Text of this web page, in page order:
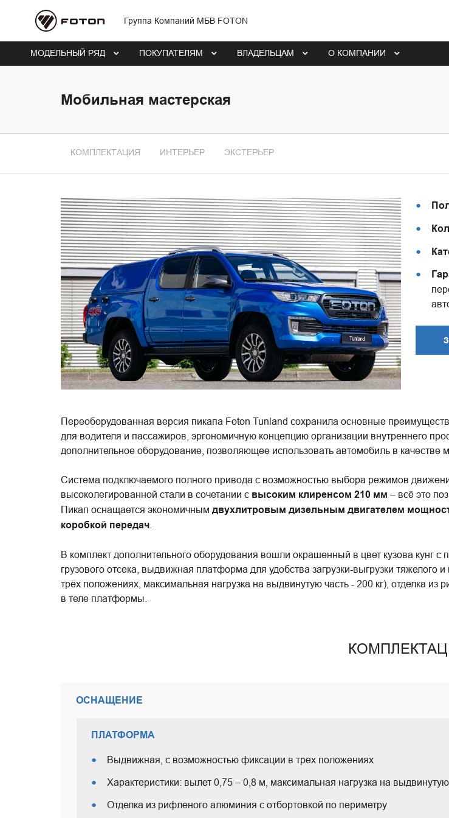
Группа Компаний МБВ FOTON
МОДЕЛЬНЫЙ РЯД ПОКУПАТЕЛЯМ ВЛАДЕЛЬЦАМ О КОМПАНИИ
Мобильная мастерская
КОМПЛЕКТАЦИЯ ИНТЕРЬЕР ЭКСТЕРЬЕР
Переоборудованная версия пикапа Foton Tunland сохранила основные
для водителя и пассажиров, эргономичную концепцию организации внутреннего
дополнительное оборудование, позволяющее использовать автомобиль в качестве
Система подключаемого полного привода с возможностью выбора режимов
высоколегированной стали в сочетании с высоким клиренсом 210 мм – всё это
Пикап оснащается экономичным двухлитровым дизельным двигателем
коробкой передач
В комплект дополнительного оборудования вошли окрашенный в цвет кузова кунг
грузового отсека, выдвижная платформа для удобства загрузки-выгрузки
трёх положениях, максимальная нагрузка на выдвинутую часть - 200 кг), отделка
в теле платформы.
ОСНАЩЕНИЕ
ПЛАТФОРМА
Выдвижная, с возможностью фиксации в трех положениях
Характеристики: вылет 0,75 – 0,8 м, максимальная нагрузка на
Отделка из рифленого алюминия с отбортовкой по периметру